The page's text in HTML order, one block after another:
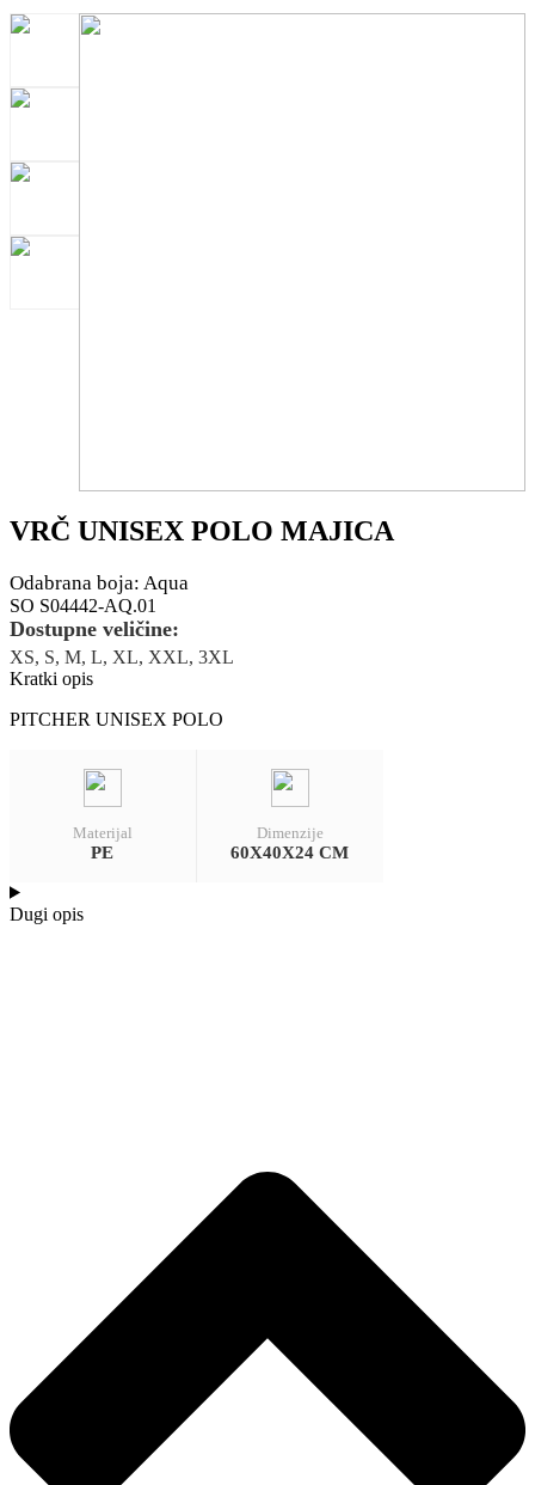
VRČ UNISEX POLO MAJICA
Odabrana boja: Aqua
SO S04442-AQ.01
Dostupne veličine:
XS, S, M, L, XL, XXL, 3XL
Kratki opis
PITCHER UNISEX POLO
Materijal
PE
Dimenzije
60X40X24 CM
Dugi opis